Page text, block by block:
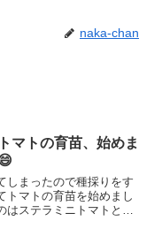
naka-chan
マトの育苗、始めま
しまったので種採りをす
トマトの育苗を始めまし
はステラミニトマトとフ